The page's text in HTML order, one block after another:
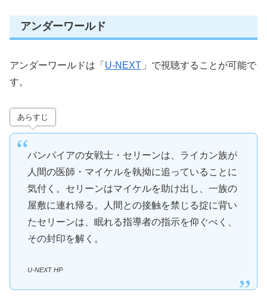
アンダーワールド
アンダーワールドは「 U-NEXT 」で視聴することが可能で
す。
あらすじ
バンパイアの女戦士・セリーンは、ライカン族が
人間の医師・マイケルを執拗に追っていることに
気付く。セリーンはマイケルを助け出し、一族の
屋敷に連れ帰る。人間との接触を禁じる掟に背い
たセリーンは、眠れる指導者の指示を仰ぐべく、
その封印を解く。
U-NEXT HP